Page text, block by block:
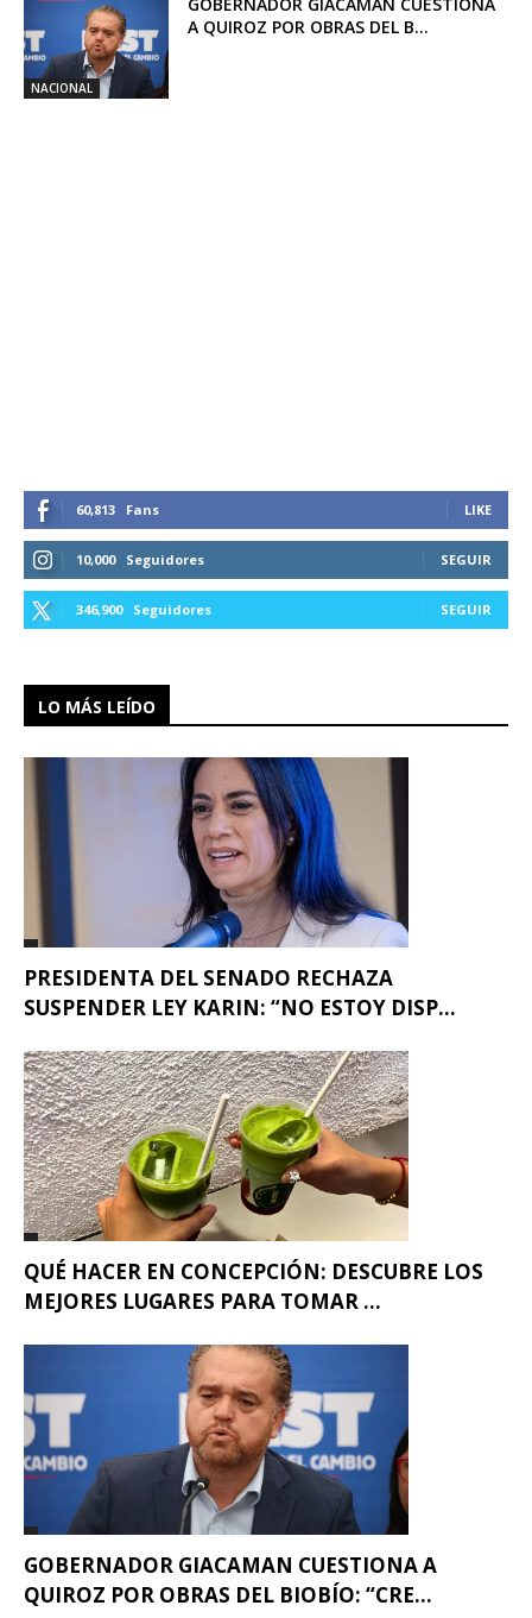
NACIONAL
A QUIROZ POR OBRAS DEL B...
60,813 Fans LIKE
10,000 Seguidores SEGUIR
346,900 Seguidores SEGUIR
LO MÁS LEÍDO
PRESIDENTA DEL SENADO RECHAZA
SUSPENDER LEY KARIN: “NO ESTOY DISP...
QUÉ HACER EN CONCEPCIÓN: DESCUBRE LOS
MEJORES LUGARES PARA TOMAR ...
GOBERNADOR GIACAMAN CUESTIONA A
QUIROZ POR OBRAS DEL BIOBÍO: “CRE...